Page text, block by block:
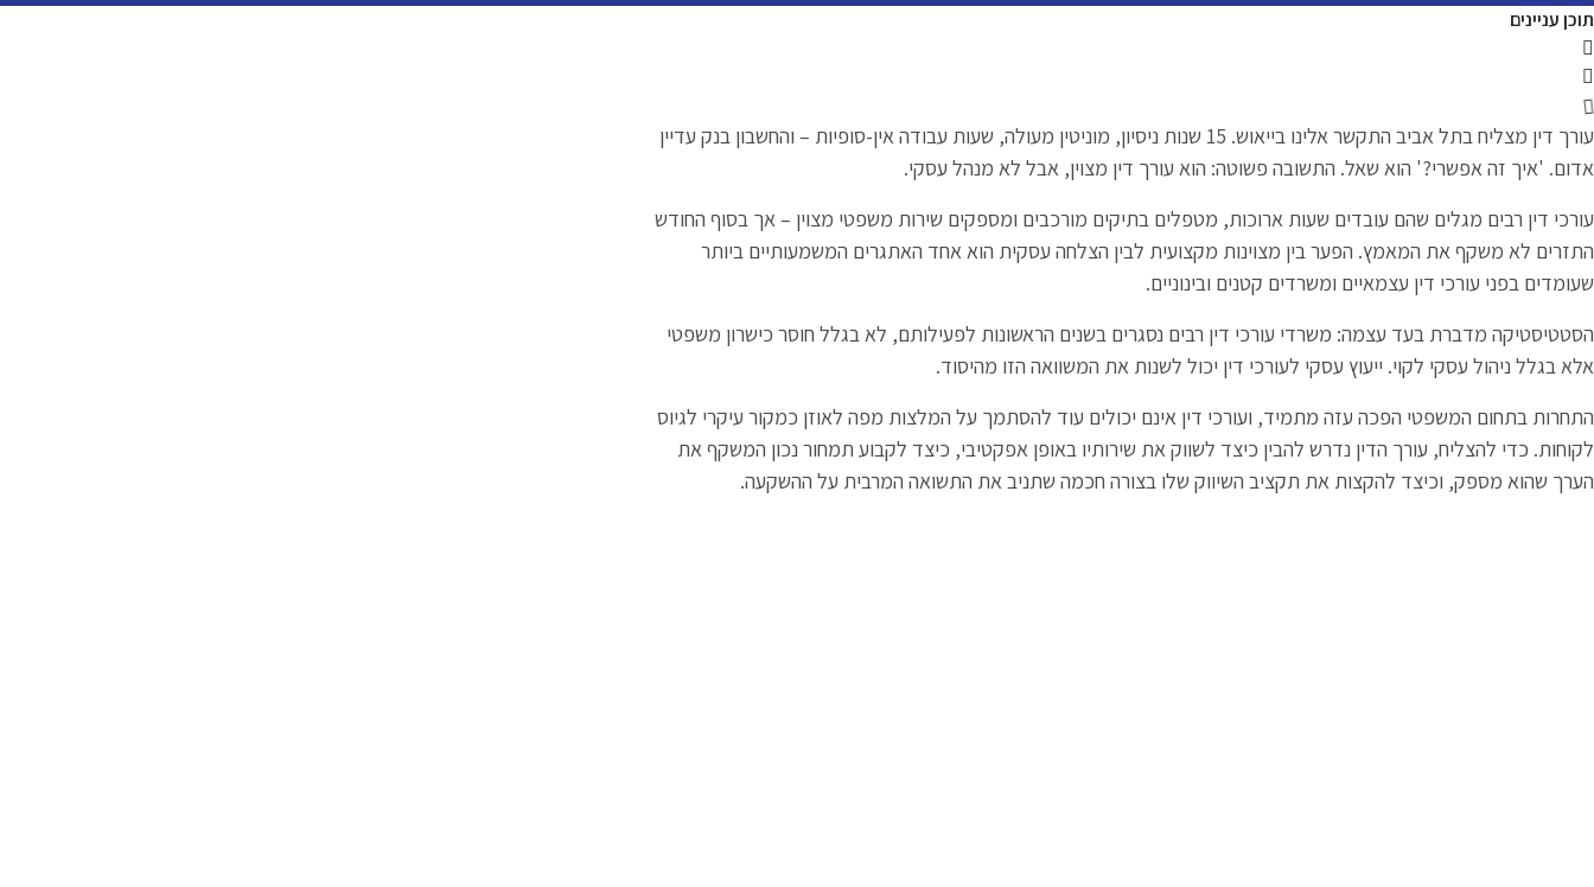
תוכן עניינים
עורך דין מצליח בתל אביב התקשר אלינו בייאוש. 15 שנות ניסיון, מוניטין מעולה, שעות עבודה אין-סופיות – והחשבון בנק עדיין
אדום. 'איך זה אפשרי?' הוא שאל. התשובה פשוטה: הוא עורך דין מצוין, אבל לא מנהל עסקי.
עורכי דין רבים מגלים שהם עובדים שעות ארוכות, מטפלים בתיקים מורכבים ומספקים שירות משפטי מצוין – אך בסוף החודש
התזרים לא משקף את המאמץ. הפער בין מצוינות מקצועית לבין הצלחה עסקית הוא אחד האתגרים המשמעותיים ביותר
שעומדים בפני עורכי דין עצמאיים ומשרדים קטנים ובינוניים.
הסטטיסטיקה מדברת בעד עצמה: משרדי עורכי דין רבים נסגרים בשנים הראשונות לפעילותם, לא בגלל חוסר כישרון משפטי
אלא בגלל ניהול עסקי לקוי. ייעוץ עסקי לעורכי דין יכול לשנות את המשוואה הזו מהיסוד.
התחרות בתחום המשפטי הפכה עזה מתמיד, ועורכי דין אינם יכולים עוד להסתמך על המלצות מפה לאוזן כמקור עיקרי לגיוס
לקוחות. כדי להצליח, עורך הדין נדרש להבין כיצד לשווק את שירותיו באופן אפקטיבי, כיצד לקבוע תמחור נכון המשקף את
הערך שהוא מספק, וכיצד להקצות את תקציב השיווק שלו בצורה חכמה שתניב את התשואה המרבית על ההשקעה.